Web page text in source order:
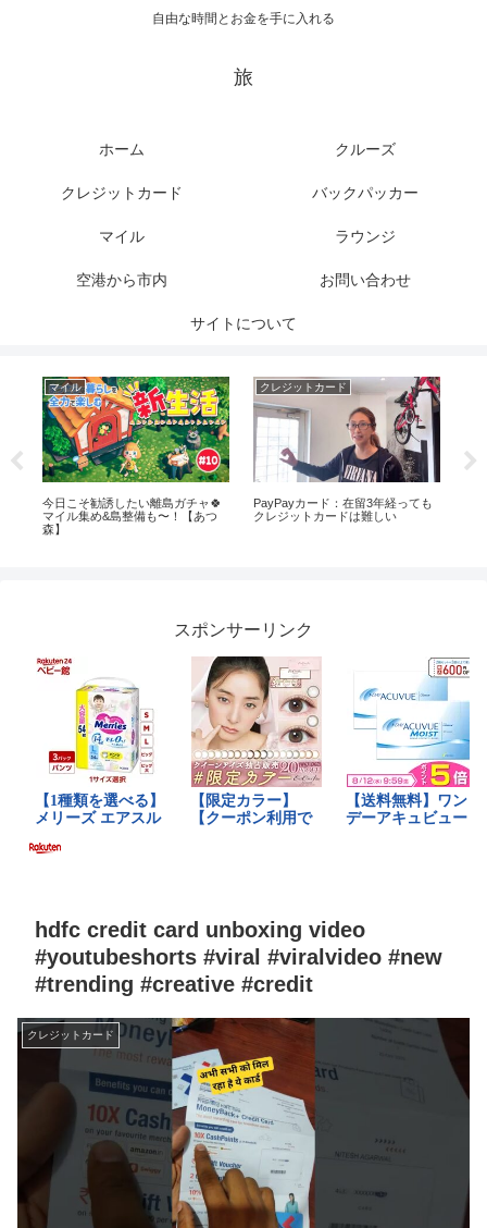
自由な時間とお金を手に入れる
旅
ホーム クルーズ
クレジットカード バックパッカー
マイル ラウンジ
空港から市内 お問い合わせ
サイトについて
マイル
今日こそ勧誘したい離島ガチャ🍀
マイル集め&島整備も〜！【あつ
森】
クレジットカード
PayPayカード：在留3年経っても
クレジットカードは難しい
スポンサーリンク
hdfc credit card unboxing video
#youtubeshorts #viral #viralvideo #new
#trending #creative #credit
クレジットカード